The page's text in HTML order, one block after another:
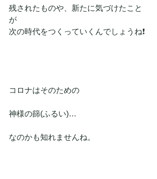
残されたものや、新たに気づけたこと
が
次の時代をつくっていくんでしょうね❗
コロナはそのための
神様の篩(ふるい)…
なのかも知れませんね。